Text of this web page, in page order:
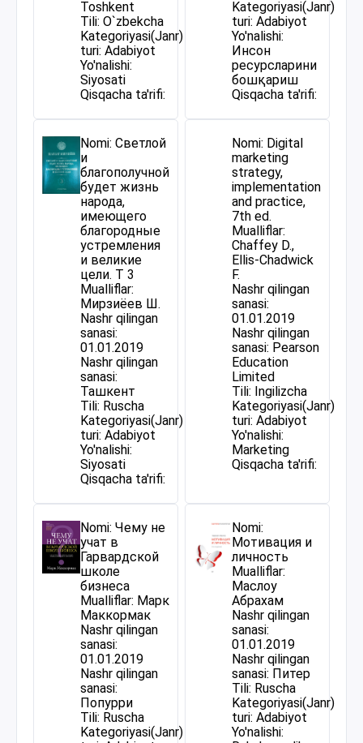
Toshkent
Tili: O`zbekcha
Kategoriyasi(Janr)
turi: Adabiyot
Yo'nalishi:
Siyosati
Qisqacha ta'rifi:
Kategoriyasi(Janr)
turi: Adabiyot
Yo'nalishi:
Инсон
ресурсларини
бошқариш
Qisqacha ta'rifi:
Nomi: Светлой
и
благополучной
будет жизнь
народа,
имеющего
благородные
устремления
и великие
цели. Т 3
Mualliflar:
Мирзиёев Ш.
Nashr qilingan
sanasi:
01.01.2019
Nashr qilingan
sanasi:
Ташкент
Tili: Ruscha
Kategoriyasi(Janr)
turi: Adabiyot
Yo'nalishi:
Siyosati
Qisqacha ta'rifi:
Nomi: Digital
marketing
strategy,
implementation
and practice,
7th ed.
Mualliflar:
Chaffey D.,
Ellis-Chadwick
F.
Nashr qilingan
sanasi:
01.01.2019
Nashr qilingan
sanasi: Pearson
Education
Limited
Tili: Ingilizcha
Kategoriyasi(Janr)
turi: Adabiyot
Yo'nalishi:
Marketing
Qisqacha ta'rifi:
Nomi: Чему не
учат в
Гарвардской
школе
бизнеса
Mualliflar: Марк
Маккормак
Nashr qilingan
sanasi:
01.01.2019
Nashr qilingan
sanasi:
Попурри
Tili: Ruscha
Kategoriyasi(Janr)
Nomi:
Мотивация и
личность
Mualliflar:
Маслоу
Абрахам
Nashr qilingan
sanasi:
01.01.2019
Nashr qilingan
sanasi: Питер
Tili: Ruscha
Kategoriyasi(Janr)
turi: Adabiyot
Yo'nalishi: